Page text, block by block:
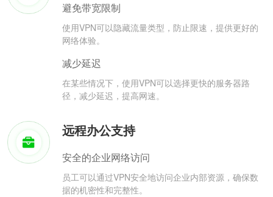
避免带宽限制
使用VPN可以隐藏流量类型，防止限速，提供更好的
网络体验。
减少延迟
在某些情况下，使用VPN可以选择更快的服务器路
径，减少延迟，提高网速。
远程办公支持
安全的企业网络访问
员工可以通过VPN安全地访问企业内部资源，确保数
据的机密性和完整性。